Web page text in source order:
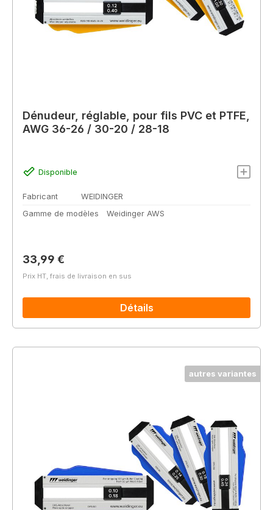
Dénudeur, réglable, pour fils PVC et PTFE,
AWG 36-26 / 30-20 / 28-18
Disponible
Fabricant
WEIDINGER
Gamme de modèles
Weidinger AWS
Prix régulier :
33,99 €
Prix HT, frais de livraison en sus
Détails
autres variantes